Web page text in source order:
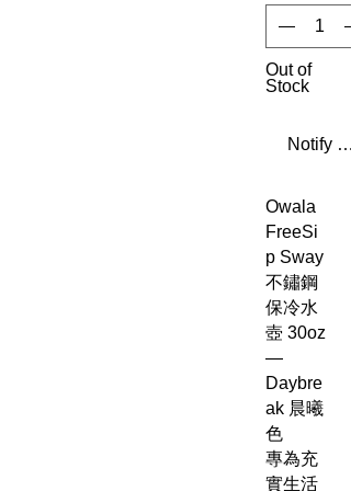
Out of
Stock
Notify
Owala
FreeSi
p Sway
不鏽鋼
保冷水
壺 30oz
—
Daybre
ak 晨曦
色
專為充
實生活